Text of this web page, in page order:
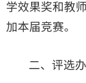
学效果奖和教
加本届竞赛。
二、评选